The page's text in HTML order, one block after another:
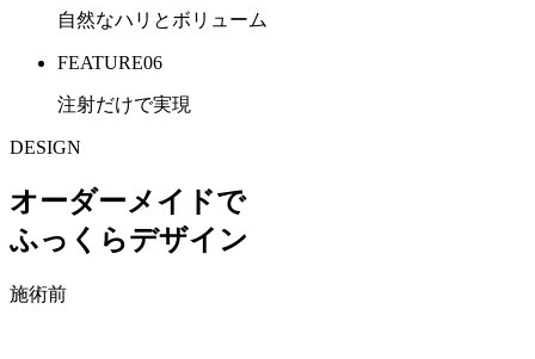
自然なハリとボリューム
FEATURE06
注射だけで実現
DESIGN
オーダーメイドで
ふっくらデザイン
施術前